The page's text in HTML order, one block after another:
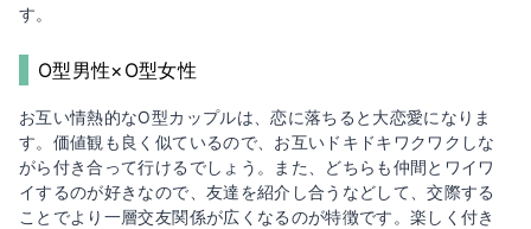
す。
O型男性×O型女性
お互い情熱的なO型カップルは、恋に落ちると大恋愛になりま
す。価値観も良く似ているので、お互いドキドキワクワクしな
がら付き合って行けるでしょう。また、どちらも仲間とワイワ
イするのが好きなので、友達を紹介し合うなどして、交際する
ことでより一層交友関係が広くなるのが特徴です。楽しく付き